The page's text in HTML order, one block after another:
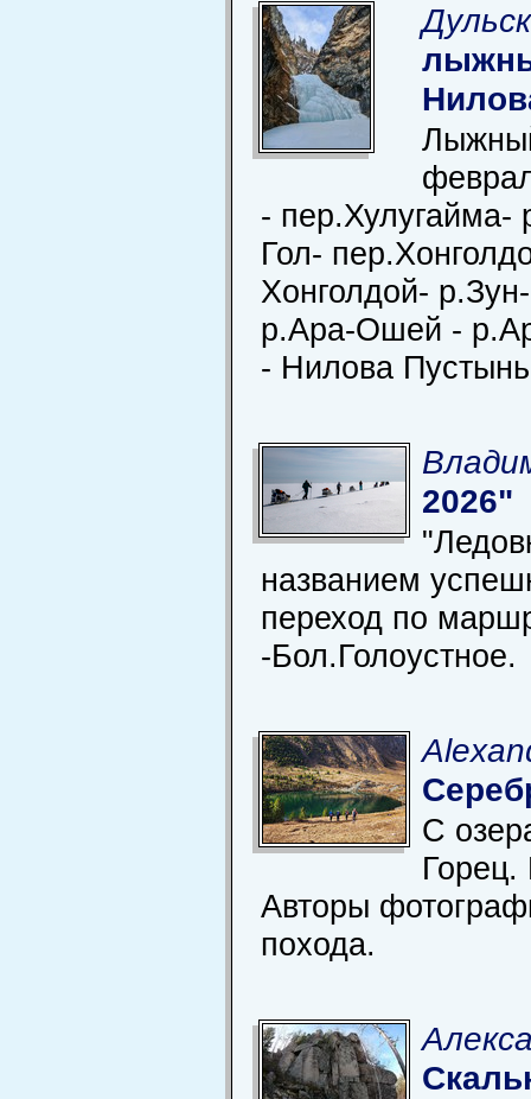
- пер.Хулугайма-
Гол-
Хонголдой-
р.Ара-Ошей -
- Нилова
2026"
названием
переход по
-Бол.Голоустное.
С
Авторы
похода.